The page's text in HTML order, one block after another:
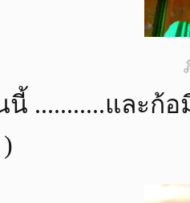
...........และก้